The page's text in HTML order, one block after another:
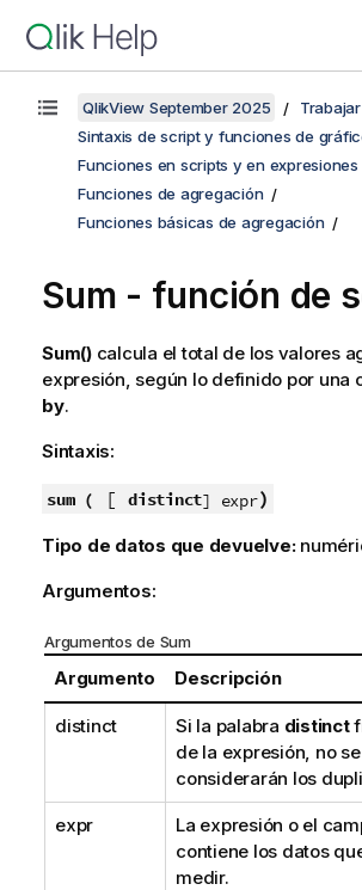
QlikView September 2025
Sintaxis de script y funciones de
Funciones en scripts y en
Funciones de agregación
Funciones básicas de agregación
Sum - función de
Sum()calcula el total de los valores
expresión, según lo definido por una
by.
Sintaxis:
sum ( [ distinct] expr)
Tipo de datos que devuelve:
Argumentos:
Argumentos de Sum
Argumento Descripción
distinct Si la palabra distinct
de la expresión, no se
considerarán los
expr
La expresión o el
contiene los datos
medir.